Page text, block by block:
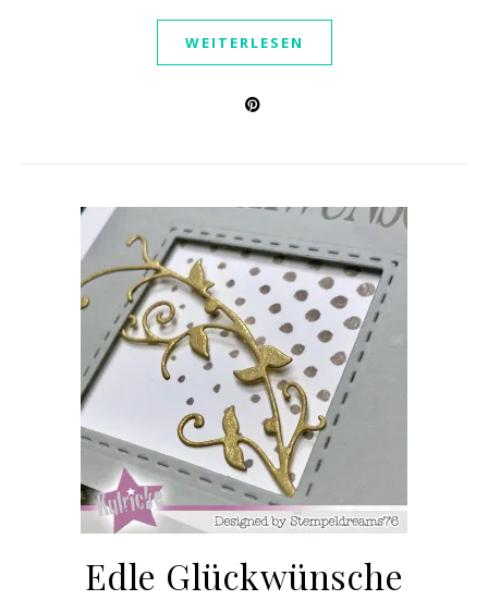
WEITERLESEN
Edle Glückwünsche